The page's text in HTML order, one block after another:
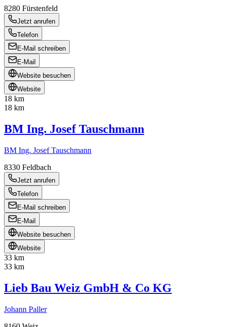
8280 Fürstenfeld
Jetzt anrufen
Telefon
E-Mail schreiben
E-Mail
Website besuchen
Website
18 km
18 km
BM Ing. Josef Tauschmann
BM Ing. Josef Tauschmann
8330 Feldbach
Jetzt anrufen
Telefon
E-Mail schreiben
E-Mail
Website besuchen
Website
33 km
33 km
Lieb Bau Weiz GmbH & Co KG
Johann Paller